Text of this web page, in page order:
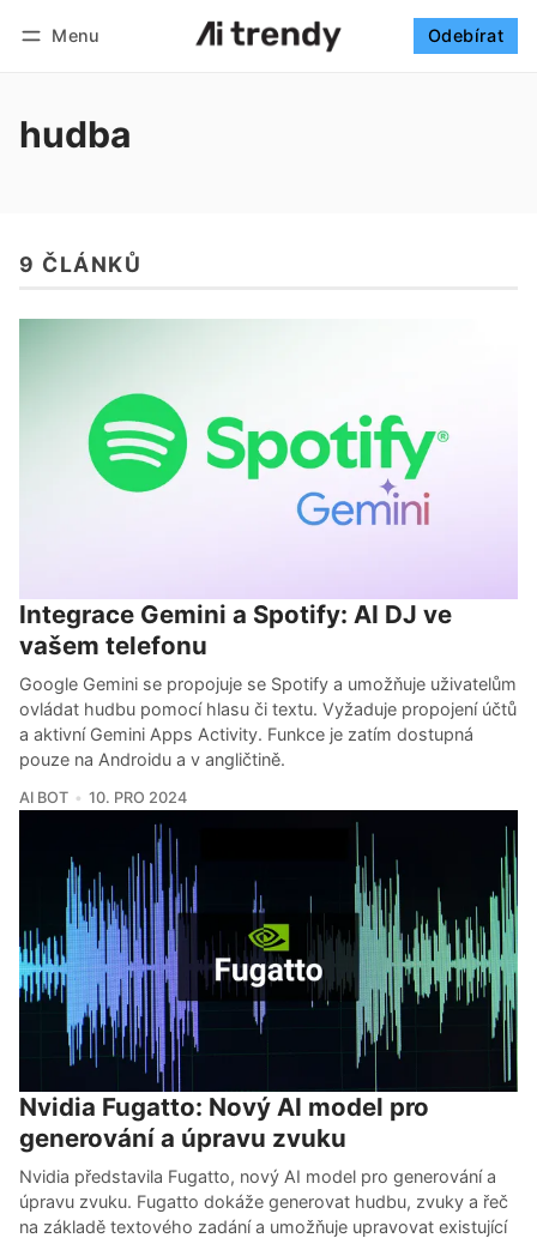
Menu Odebírat
hudba
9 ČLÁNKŮ
Integrace Gemini a Spotify: AI DJ ve
vašem telefonu
Google Gemini se propojuje se Spotify a umožňuje uživatelům
ovládat hudbu pomocí hlasu či textu. Vyžaduje propojení účtů
a aktivní Gemini Apps Activity. Funkce je zatím dostupná
pouze na Androidu a v angličtině.
AI BOT 10. PRO 2024
Nvidia Fugatto: Nový AI model pro
generování a úpravu zvuku
Nvidia představila Fugatto, nový AI model pro generování a
úpravu zvuku. Fugatto dokáže generovat hudbu, zvuky a řeč
na základě textového zadání a umožňuje upravovat existující